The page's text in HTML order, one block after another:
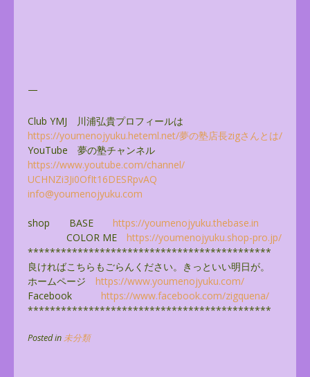
—
Club YMJ 川浦弘貴プロフィールは
https://youmenojyuku.heteml.net/夢の塾店長zigさんとは/
YouTube 夢の塾チャンネル
https://www.youtube.com/channel/
UCHNZi3Ji0OfIt16DESRpvAQ
info@youmenojyuku.com
shop BASE https://youmenojyuku.thebase.in
COLOR ME https://youmenojyuku.shop-pro.jp/
********************************************
良ければこちらもごらんください。きっといい明日が。
ホームページ https://www.youmenojyuku.com/
Facebook https://www.facebook.com/zigquena/
********************************************
Posted in未分類